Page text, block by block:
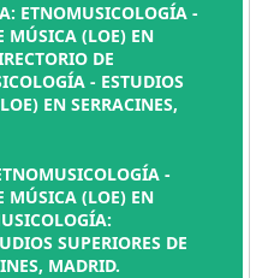
ETNOMUSICOLOGÍA -
MÚSICA (LOE) EN
DE
- ESTUDIOS
EN SERRACINES,
-
MÚSICA (LOE) EN
SUPERIORES DE
MADRID.